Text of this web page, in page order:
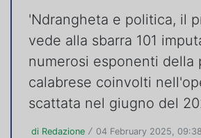
'Ndrangheta e politica, il
vede alla sbarra 101
numerosi esponenti della
calabrese coinvolti
scattata nel giugno del
di Redazione / 04 February 2025, 09:38